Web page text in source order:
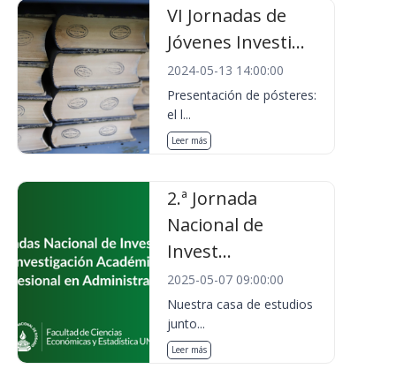
VI Jornadas de
Jóvenes Investi...
2024-05-13 14:00:00
Presentación de pósteres:
el l...
Leer más
2.ª Jornada
Nacional de
Invest...
2025-05-07 09:00:00
Nuestra casa de estudios
junto...
Leer más